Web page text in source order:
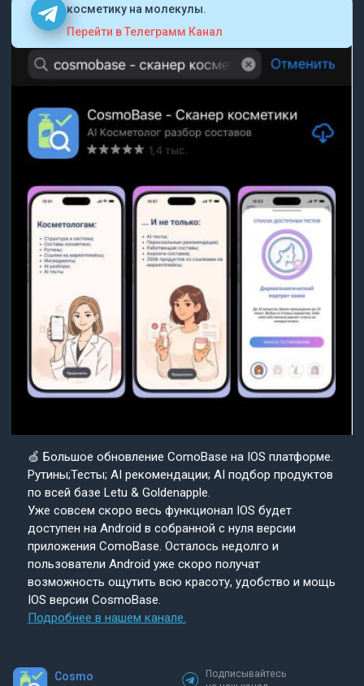
косметику на молекулы.
Перейти в Телеграмм Канал
🍏 Большое обновление ComoBase на IOS платформе.
Рутины;Тесты; AI рекомендации; AI подбор продуктов
по всей базе Letu & Goldenapple.
Уже совсем скоро весь функционал IOS будет
доступен на Android в собранной с нуля версии
приложения ComoBase. Осталось недолго и
пользователи Android уже скоро получат
возможность ощутить всю красоту, удобство и мощь
IOS версии CosmoBase.
Подробнее в нашем канале.
Cosmo
Подписывайтесь